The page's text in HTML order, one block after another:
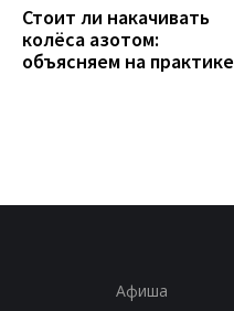
Стоит ли накачивать
колёса азотом:
объясняем на практике
Афиша